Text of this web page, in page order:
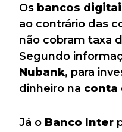
Os bancos
ao contrário das
não cobram taxa
Segundo
Nubank, para
dinheiro na conta
Já o Banco Inter